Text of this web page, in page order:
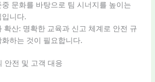
문화를 바탕으로 팀 시너지를 높이는
입니다.
확산: 명확한 교육과 신고 체계로 안전 규
화하는 것이 필요합니다.
안전 및 고객 대응